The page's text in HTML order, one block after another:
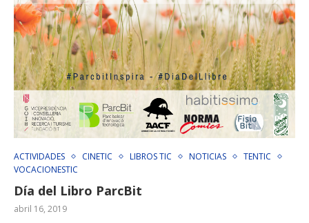
ACTIVIDADES CINETIC LIBROS TIC NOTICIAS
TENTIC
VOCACIONESTIC
Día del Libro ParcBit
abril 16, 2019